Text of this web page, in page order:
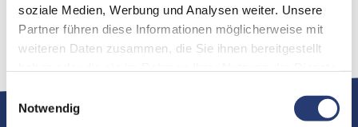
soziale Medien, Werbung und Analysen weiter. Unsere
Partner führen diese Informationen möglicherweise mit
weiteren Daten zusammen, die Sie ihnen bereitgestellt
Einwilligungsauswahl
Notwendig
8 x TrackPin Compact
8 x Barndoor für QuikSpot
8 x Rotatable wallwash filter für QuikSpot